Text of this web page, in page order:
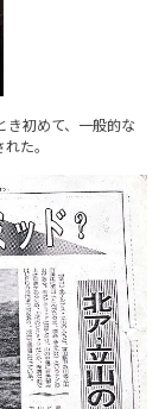
き初めて、一般的な
た。